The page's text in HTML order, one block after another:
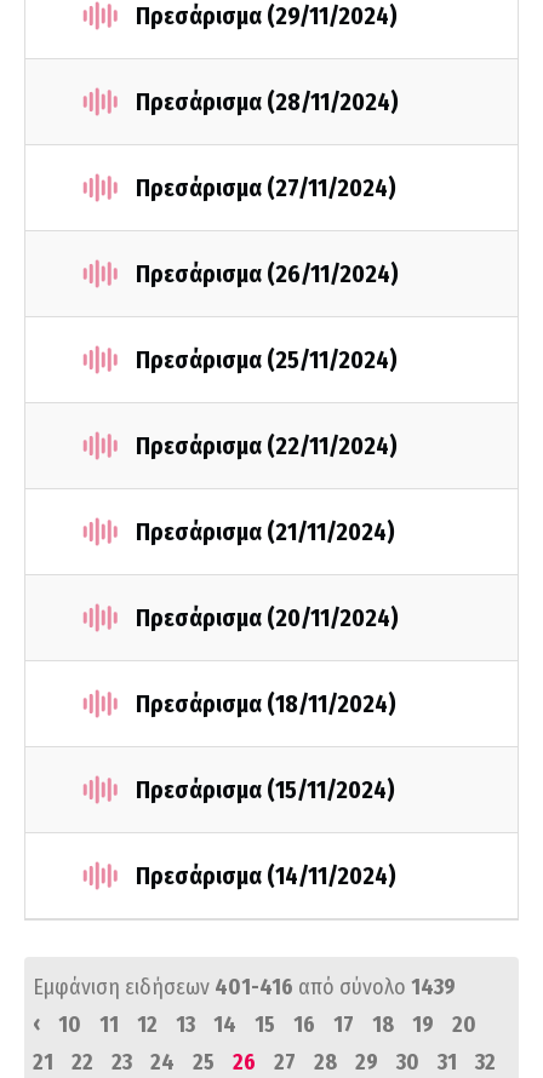
Πρεσάρισμα (29/11/2024)
Πρεσάρισμα (28/11/2024)
Πρεσάρισμα (27/11/2024)
Πρεσάρισμα (26/11/2024)
Πρεσάρισμα (25/11/2024)
Πρεσάρισμα (22/11/2024)
Πρεσάρισμα (21/11/2024)
Πρεσάρισμα (20/11/2024)
Πρεσάρισμα (18/11/2024)
Πρεσάρισμα (15/11/2024)
Πρεσάρισμα (14/11/2024)
Εμφάνιση ειδήσεων 401-416 από σύνολο 1439
‹
10 11 12 13 14 15 16 17 18 19
20
21
22 23 24 25 26 27 28 29 30 31
32